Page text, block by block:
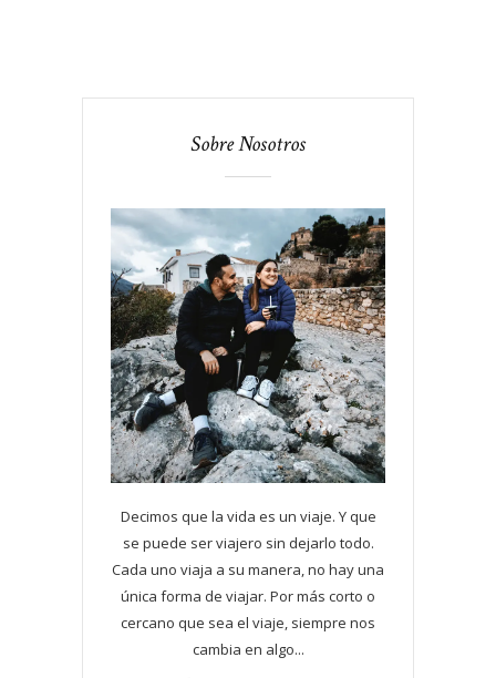
Sobre Nosotros
Decimos que la vida es un viaje. Y que
se puede ser viajero sin dejarlo todo.
Cada uno viaja a su manera, no hay una
única forma de viajar. Por más corto o
cercano que sea el viaje, siempre nos
cambia en algo...